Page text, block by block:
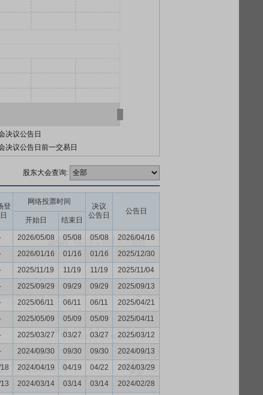
决议公告日
决议公告日前一交易日
股东大会查询:
登
网络投票时间
决议
公告日
公告日
开始日 结束日
2026/05/08 05/08 05/08
2026/04/16
2026/01/16 01/16 01/16
2025/12/30
2025/11/19 11/19 11/19
2025/11/04
2025/09/29 09/29 09/29
2025/09/13
2025/06/11 06/11 06/11
2025/04/21
2025/05/09 05/09 05/09
2025/04/11
2025/03/27 03/27 03/27
2025/03/12
2024/09/30 09/30 09/30
2024/09/13
2024/04/19 04/19 04/22
2024/03/29
2024/03/14 03/14 03/14
2024/02/28